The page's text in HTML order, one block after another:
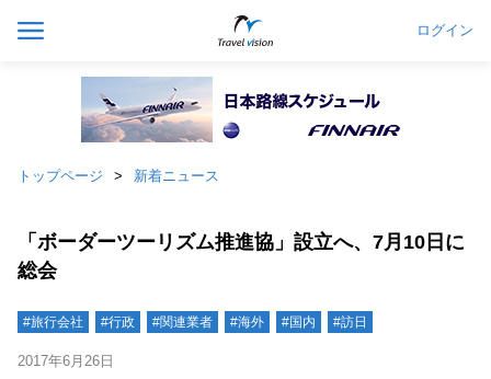
ログイン
トップページ 新着ニュース
「ボーダーツーリズム推進協」設立へ、7月10日に
総会
#旅行会社 #行政 #関連業者 #海外 #国内 #訪日
2017年6月26日